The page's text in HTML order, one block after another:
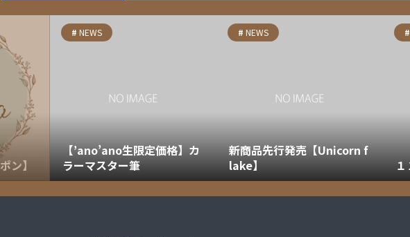
ン】
NEWS
【’ano’ano生限定価格】カ
ラーマスター筆
NEWS
新商品先行発売【Unicorn f
lake】
１